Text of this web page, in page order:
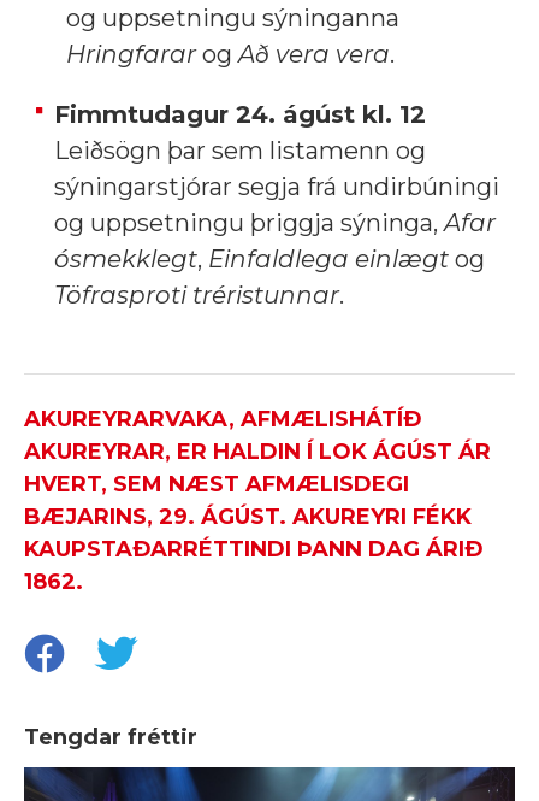
og uppsetningu sýninganna
HringfararogAð vera vera.
Fimmtudagur 24. ágúst kl. 12
Leiðsögn þar sem listamenn og
sýningarstjórar segja frá undirbúningi
og uppsetningu þriggja sýninga,Afar
ósmekklegt, Einfaldlega einlægt og
Töfrasproti tréristunnar.
AKUREYRARVAKA, AFMÆLISHÁTÍÐ
AKUREYRAR, ER HALDIN Í LOK ÁGÚST ÁR
HVERT, SEM NÆST AFMÆLISDEGI
BÆJARINS, 29. ÁGÚST. AKUREYRI FÉKK
KAUPSTAÐARRÉTTINDI ÞANN DAG ÁRIÐ
1862.
Tengdar fréttir